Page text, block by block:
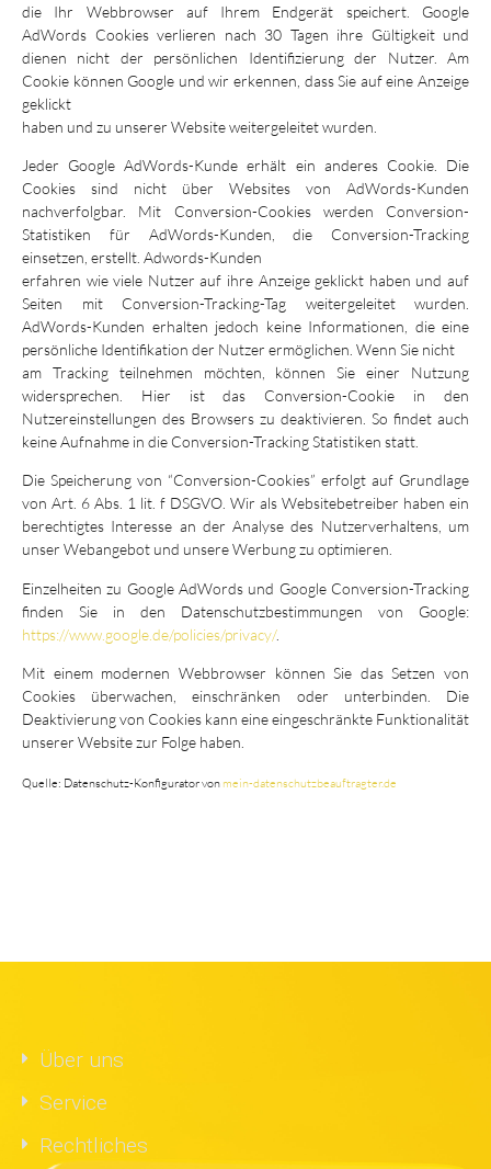
die Ihr Webbrowser auf Ihrem Endgerät speichert. Google
AdWords Cookies verlieren nach 30 Tagen ihre Gültigkeit und
dienen nicht der persönlichen Identifizierung der Nutzer. Am
Cookie können Google und wir erkennen, dass Sie auf eine Anzeige
geklickt
haben und zu unserer Website weitergeleitet wurden.
Jeder Google AdWords-Kunde erhält ein anderes Cookie. Die
Cookies sind nicht über Websites von AdWords-Kunden
nachverfolgbar. Mit Conversion-Cookies werden Conversion-
Statistiken für AdWords-Kunden, die Conversion-Tracking
einsetzen, erstellt. Adwords-Kunden
erfahren wie viele Nutzer auf ihre Anzeige geklickt haben und auf
Seiten mit Conversion-Tracking-Tag weitergeleitet wurden.
AdWords-Kunden erhalten jedoch keine Informationen, die eine
persönliche Identifikation der Nutzer ermöglichen. Wenn Sie nicht
am Tracking teilnehmen möchten, können Sie einer Nutzung
widersprechen. Hier ist das Conversion-Cookie in den
Nutzereinstellungen des Browsers zu deaktivieren. So findet auch
keine Aufnahme in die Conversion-Tracking Statistiken statt.
Die Speicherung von “Conversion-Cookies” erfolgt auf Grundlage
von Art. 6 Abs. 1 lit. f DSGVO. Wir als Websitebetreiber haben ein
berechtigtes Interesse an der Analyse des Nutzerverhaltens, um
unser Webangebot und unsere Werbung zu optimieren.
Einzelheiten zu Google AdWords und Google Conversion-Tracking
finden Sie in den Datenschutzbestimmungen von Google:
https://www.google.de/policies/privacy/.
Mit einem modernen Webbrowser können Sie das Setzen von
Cookies überwachen, einschränken oder unterbinden. Die
Deaktivierung von Cookies kann eine eingeschränkte Funktionalität
unserer Website zur Folge haben.
Quelle: Datenschutz-Konfigurator von mein-datenschutzbeauftragter.de
Über uns
Service
Rechtliches